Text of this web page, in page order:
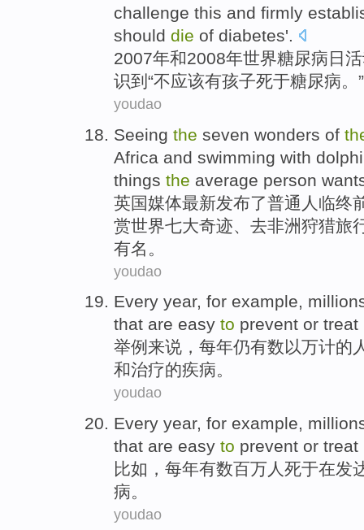
challenge this and firmly
should die of diabetes'.
2007年和2008年世界糖尿病 日
识到 “不应该有孩子死于糖尿病。”
youdao
Seeing the seven wonders of
Africa and swimming with
things the average person
英国媒体最新发布了普通人 临终
赏世界七大奇迹 去非洲狩猎旅
有名。
youdao
Every year, for example,
that are easy to prevent or treat
举例 来说， 每年仍有数以万计的
和治疗的疾病。
youdao
Every year, for example,
that are easy to prevent or treat
比如 ， 每年有数百万 人 死于在发
病。
youdao